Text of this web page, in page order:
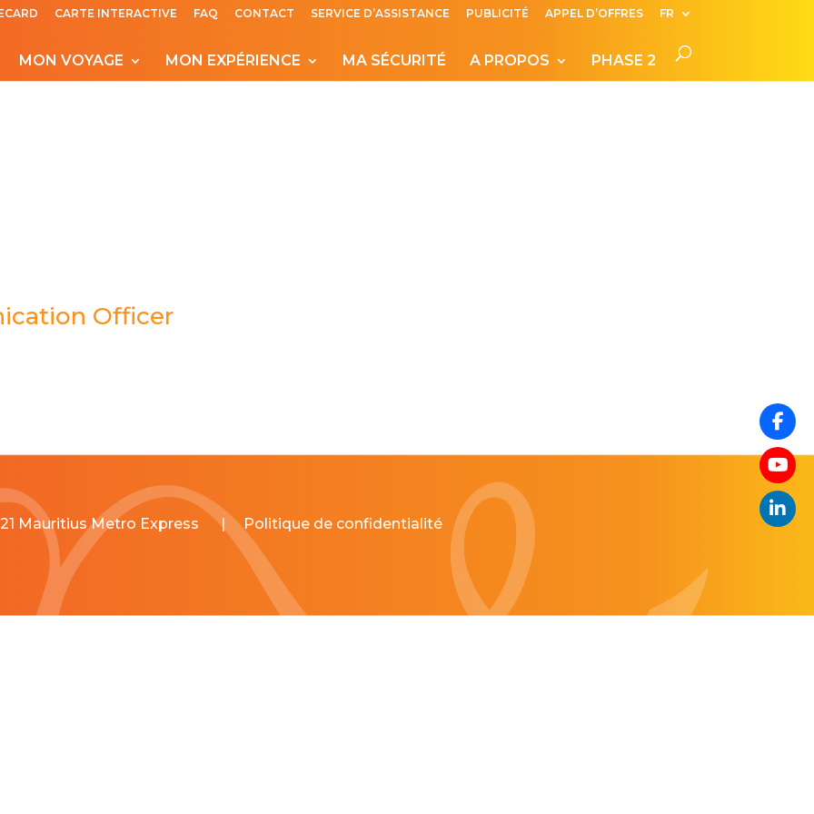
CARTE INTERACTIVE FAQ CONTACT SERVICE D’ASSISTANCE PUBLICITÉ APPEL D’OFFRES FR
MON VOYAGE MON EXPÉRIENCE MA SÉCURITÉ A PROPOS PHASE 2
Officer
Mauritius Metro Express | Politique de confidentialité